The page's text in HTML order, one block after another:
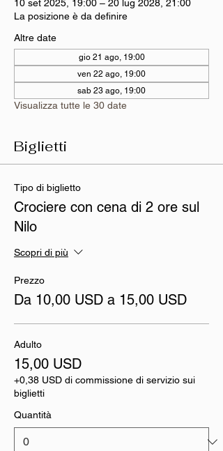
10 set 2025, 19:00 – 20 lug 2028, 21:00
La posizione è da definire
Altre date
gio 21 ago, 19:00
ven 22 ago, 19:00
sab 23 ago, 19:00
Visualizza tutte le 30 date
Biglietti
Tipo di biglietto
Crociere con cena di 2 ore sul
Nilo
Scopri di più
Prezzo
Da 10,00 USD a 15,00 USD
Adulto
15,00 USD
+0,38 USD di commissione di servizio sui
biglietti
Quantità